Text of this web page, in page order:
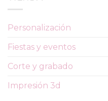
Personalización
Fiestas y eventos
Corte y grabado
Impresión 3d